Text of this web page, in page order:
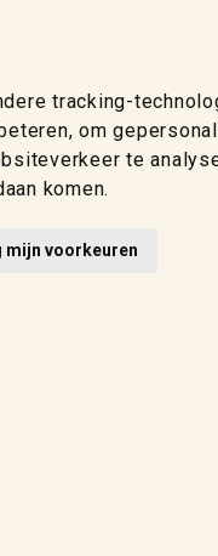
tracking-
om
te
komen.
mijn voorkeuren